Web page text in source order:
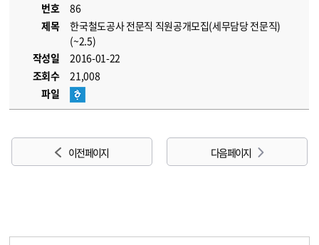
번호
86
제목
한국철도공사 전문직 직원공개모집(세무담당 전문직)
(~2.5)
작성일
2016-01-22
조회수
21,008
파일
이전 페이지 다음 페이지